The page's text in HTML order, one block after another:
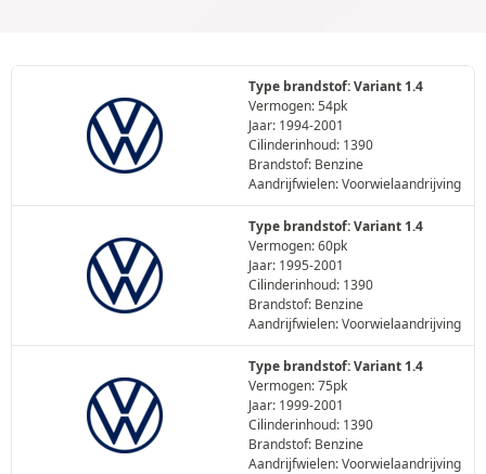
Type brandstof: Variant 1.4
Vermogen: 54pk
Jaar: 1994-2001
Cilinderinhoud: 1390
Brandstof: Benzine
Aandrijfwielen: Voorwielaandrijving
Type brandstof: Variant 1.4
Vermogen: 60pk
Jaar: 1995-2001
Cilinderinhoud: 1390
Brandstof: Benzine
Aandrijfwielen: Voorwielaandrijving
Type brandstof: Variant 1.4
Vermogen: 75pk
Jaar: 1999-2001
Cilinderinhoud: 1390
Brandstof: Benzine
Aandrijfwielen: Voorwielaandrijving